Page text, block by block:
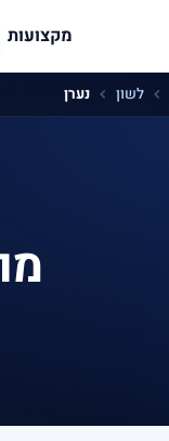
מקצועות
לשון נערן